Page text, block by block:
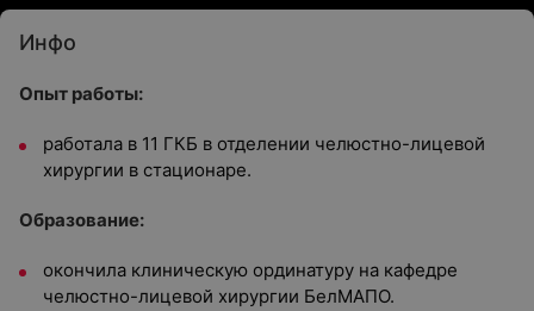
Инфо
Опыт работы:
работала в 11 ГКБ в отделении челюстно-лицевой
хирургии в стационаре.
Образование:
окончила клиническую ординатуру на кафедре
челюстно-лицевой хирургии БелМАПО.